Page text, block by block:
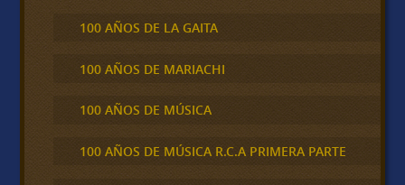
100 AÑOS DE LA GAITA
100 AÑOS DE MARIACHI
100 AÑOS DE MÚSICA
100 AÑOS DE MÚSICA R.C.A PRIMERA PARTE